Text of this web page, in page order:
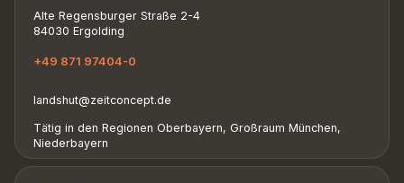
Alte Regensburger Straße 2-4
84030 Ergolding
+49 871 97404-0
landshut@zeitconcept.de
Tätig in den Regionen Oberbayern, Großraum München,
Niederbayern